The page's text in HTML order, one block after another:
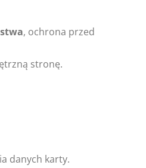
, ochrona przed
stronę.
danych karty.